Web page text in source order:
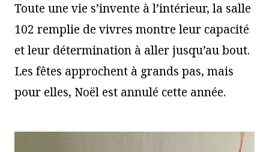
Toute une vie s’invente à l’intérieur, la salle
102 remplie de vivres montre leur capacité
et leur détermination à aller jusqu’au bout.
Les fêtes approchent à grands pas, mais
pour elles, Noël est annulé cette année.